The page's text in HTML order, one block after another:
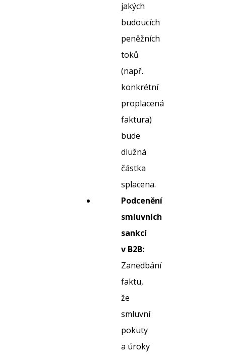
jakých
budoucích
peněžních
toků
(např.
konkrétní
proplacená
faktura)
bude
dlužná
částka
splacena.
Podcenění
smluvních
sankcí
v B2B:
Zanedbání
faktu,
že
smluvní
pokuty
a úroky